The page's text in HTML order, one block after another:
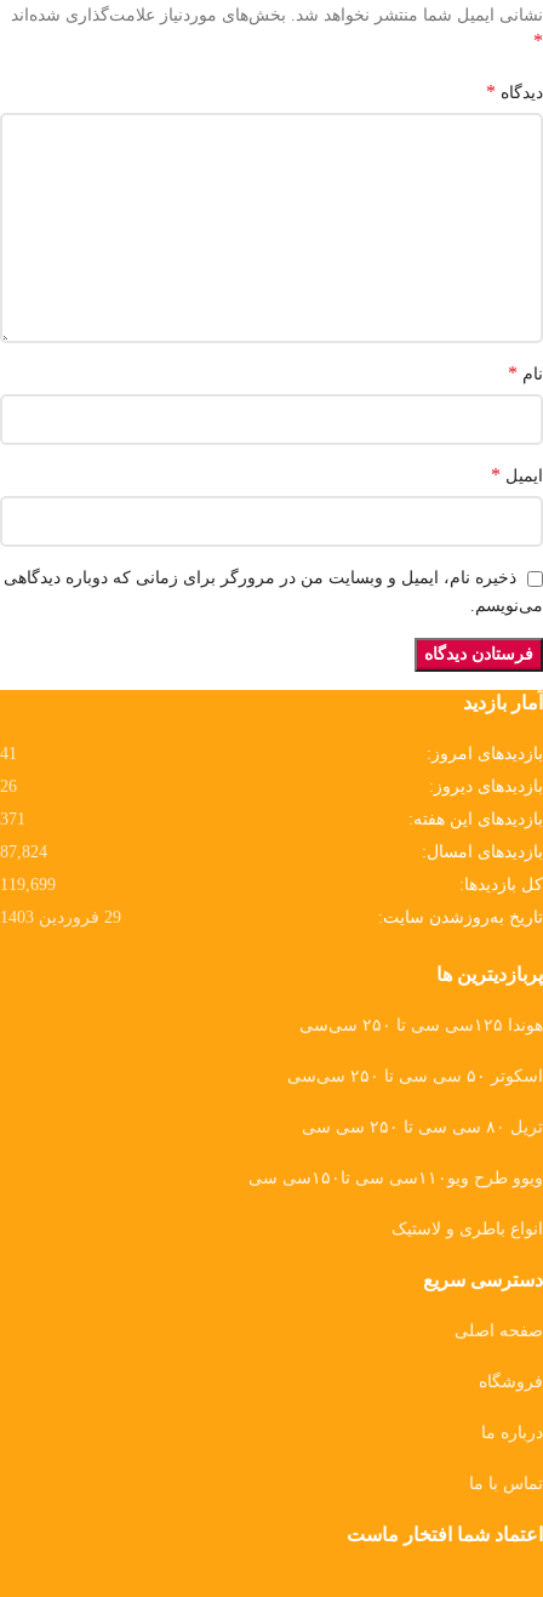
نشانی ایمیل شما منتشر نخواهد شد. بخش‌های موردنیاز علامت‌گذاری شده‌اند
*
دیدگاه *
نام *
ایمیل *
ذخیره نام، ایمیل و وبسایت من در مرورگر برای زمانی که دوباره دیدگاهی
می‌نویسم.
آمار بازدید
بازدیدهای امروز:
41
بازدیدهای دیروز:
26
بازدیدهای این هفته:
371
بازدیدهای امسال:
87,824
کل بازدیدها:
119,699
تاریخ به‌روزشدن سایت:
29 فروردین 1403
پربازدیترین ها
هوندا ۱۲۵سی سی تا ۲۵۰ سی‌سی
اسکوتر ۵۰ سی سی تا ۲۵۰ سی‌سی
تریل ۸۰ سی سی تا ۲۵۰ سی سی
ویوو طرح ویو۱۱۰سی سی تا۱۵۰سی سی
انواع باطری و لاستیک
دسترسی سریع
صفحه اصلی
فروشگاه
درباره ما
تماس با ما
اعتماد شما افتخار ماست